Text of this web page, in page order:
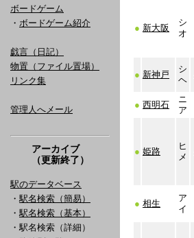
ボードゲーム
・ ボードゲーム紹介
戯言（日記）
物置（ファイル置場）
リンク集
管理人へメール
アーカイブ
（更新終了）
駅のデータベース
・ 駅名検索（簡易）
・ 駅名検索（基本）
・駅名検索（詳細）
● 新大阪
シ
オ
● 新神戸
シ
ヘ
● 西明石
ニ
ア
● 姫路
ヒ
メ
● 相生
ア
イ